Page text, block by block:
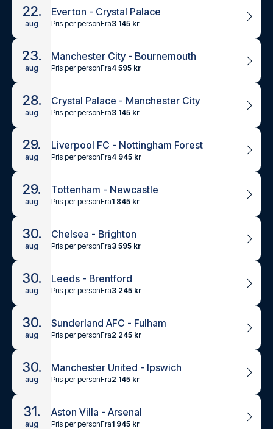
22.
aug
Everton - Crystal Palace
Pris per personFra3 145 kr
23.
aug
Manchester City - Bournemouth
Pris per personFra4 595 kr
28.
aug
Crystal Palace - Manchester City
Pris per personFra3 145 kr
29.
aug
Liverpool FC - Nottingham Forest
Pris per personFra4 945 kr
29.
aug
Tottenham - Newcastle
Pris per personFra1 845 kr
30.
aug
Chelsea - Brighton
Pris per personFra3 595 kr
30.
aug
Leeds - Brentford
Pris per personFra3 245 kr
30.
aug
Sunderland AFC - Fulham
Pris per personFra2 245 kr
30.
aug
Manchester United - Ipswich
Pris per personFra2 145 kr
31.
aug
Aston Villa - Arsenal
Pris per personFra1 945 kr